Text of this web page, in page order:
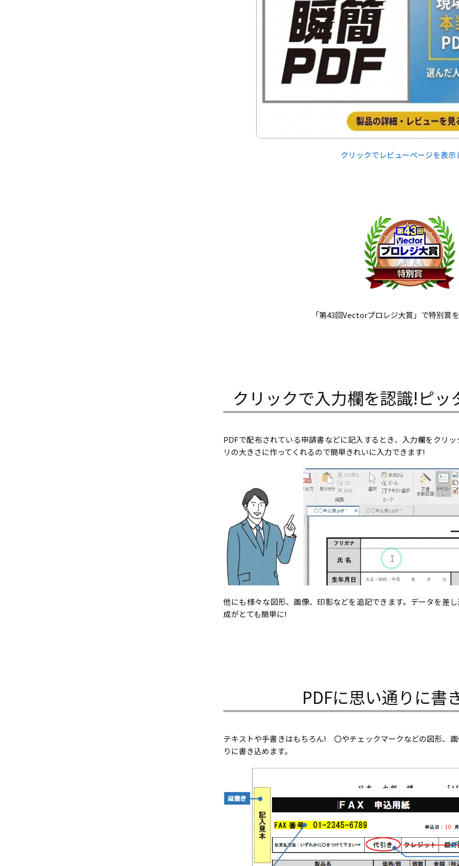
クリックでレビューページを表示
「第43回Vectorプロレジ大賞」で特別賞
クリックで入力欄を認識!ピ
PDFで配布されている申請書などに記入するとき、入力欄をクリ
リの大きさに作ってくれるので簡単きれいに入力できます!
他にも様々な図形、画像、印影などを追記できます。データを差
成がとても簡単に!
PDFに思い通りに書
テキストや手書きはもちろん! 〇やチェックマークなどの図形、
りに書き込めます。